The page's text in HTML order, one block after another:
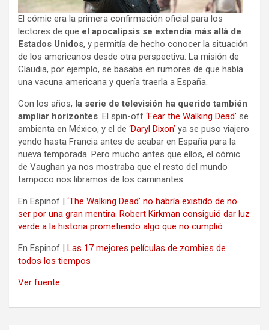
El cómic era la primera confirmación oficial para los
lectores de que el apocalipsis se extendía más allá de
Estados Unidos, y permitía de hecho conocer la situación
de los americanos desde otra perspectiva. La misión de
Claudia, por ejemplo, se basaba en rumores de que había
una vacuna americana y quería traerla a España.
Con los años, la serie de televisión ha querido también
ampliar horizontes. El spin-off ‘Fear the Walking Dead’ se
ambienta en México, y el de ‘Daryl Dixon’ ya se puso viajero
yendo hasta Francia antes de acabar en España para la
nueva temporada. Pero mucho antes que ellos, el cómic
de Vaughan ya nos mostraba que el resto del mundo
tampoco nos libramos de los caminantes.
En Espinof | ‘The Walking Dead’ no habría existido de no
ser por una gran mentira. Robert Kirkman consiguió dar luz
verde a la historia prometiendo algo que no cumplió
En Espinof | Las 17 mejores películas de zombies de
todos los tiempos
Ver fuente